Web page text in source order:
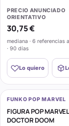
PRECIO ANUNCIADO
ORIENTATIVO
30,75 €
mediana · 6 referencias
· 90 días
Lo quiero
FUNKO POP MARVEL
FIGURA POP
DOCTOR DOOM